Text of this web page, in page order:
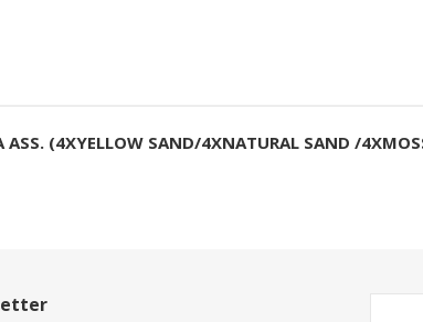
(4XYELLOW SAND/4XNATURAL SAND /